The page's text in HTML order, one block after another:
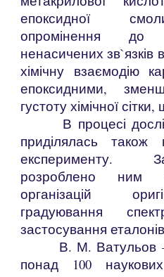
епоксидної
опромінення до
ненасичених зв`язків
хімічну взаємодію
епоксидними,
густоту хімічної
В процесі
приділялась також
експерименту.
розроблено ним
організацій
градуювання
застосування
В. М. Ватульов
понад 100 наукових